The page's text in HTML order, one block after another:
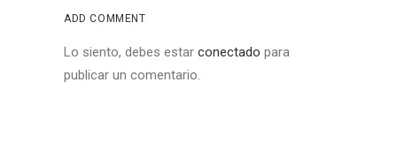
ADD COMMENT
Lo siento, debes estar conectado para
publicar un comentario.